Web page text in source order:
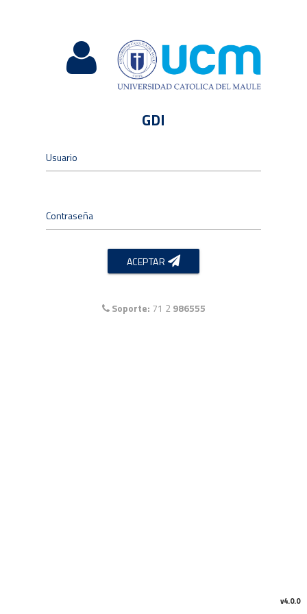
v4.0.0
GDI
Usuario
Contraseña
ACEPTAR
Soporte: 71 2 986555